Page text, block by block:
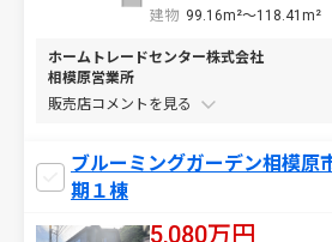
建物 99.16m²～118.41m²
ホームトレードセンター株式会社
相模原営業所
販売店コメントを
ブルーミングガーデン相模原
期１棟
5,080万円